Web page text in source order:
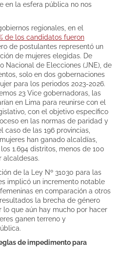
en la esfera pública no nos
regionales, en el
de los candidatos fueron
de postulantes representó un
de mujeres elegidas. De
Nacional de Elecciones (JNE), de
solo en dos gobernaciones
para los periodos 2023-2026.
23 Vice gobernadoras, las
en Lima para reunirse con el
con el objetivo específico
en las normas de paridad y
de las 196 provincias,
han ganado alcaldías,
1.694 distritos, menos de 100
alcaldesas.
de la Ley Nº 31030 para las
implicó un incremento notable
en comparación a otros
la brecha de género
lo que aún hay mucho por hacer
ganen terreno y
de impedimento para